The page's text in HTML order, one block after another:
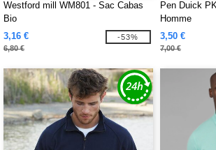
Westford mill WM801 - Sac Cabas
Bio
3,16 €
6,80 €
-53%
Pen Duick
Homme
3,50 €
7,00 €